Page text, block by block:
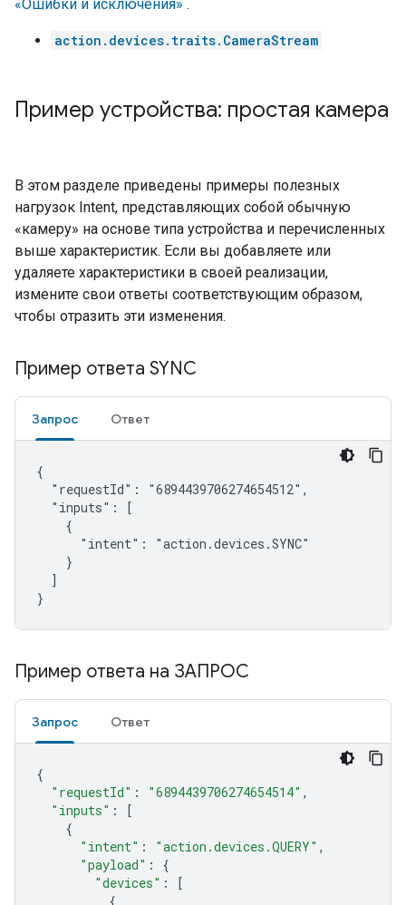
«Ошибки и исключения» .
action.devices.traits.CameraStream
Пример устройства: простая камера
В этом разделе приведены примеры полезных
нагрузок Intent, представляющих собой обычную
«камеру» на основе типа устройства и перечисленных
выше характеристик. Если вы добавляете или
удаляете характеристики в своей реализации,
измените свои ответы соответствующим образом,
чтобы отразить эти изменения.
Пример ответа SYNC
Запрос Ответ
{
  "requestId": "6894439706274654512",
  "inputs": [
    {
      "intent": "action.devices.SYNC"
    }
  ]
}
Пример ответа на ЗАПРОС
Запрос Ответ
{
"requestId" : "6894439706274654514" ,
"inputs" :
[
{
"intent" : "action.devices.QUERY" ,
"payload" :
{
"devices" :
[
{